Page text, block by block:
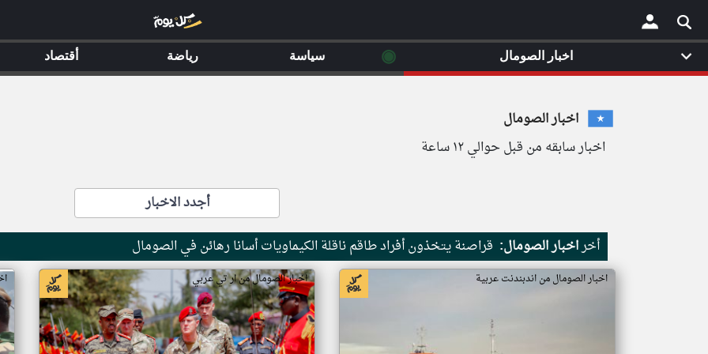
×
اخبار الصومال
اخبار سابقه من قبل حوالي ١٢ ساعة
أجدد الاخبار
أخراخبار الصومال: قراصنة يتخذون أفراد طاقم ناقلة الكيماويات أسانا رهائن في الصومال
اخبار الصومال من اندبندنت عربية اخبار الصومال من ار تي عربي
اخبار الصومال ◉ سياسة رياضة أقتصاد